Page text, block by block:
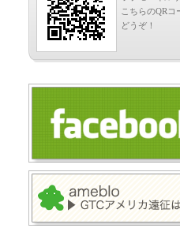
こちらのQRコ
どうぞ！